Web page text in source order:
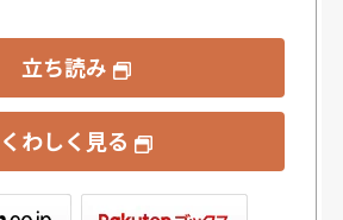
立ち読み
くわしく見る